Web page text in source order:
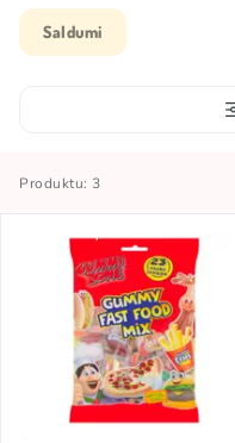
Saldumi
Produktu: 3